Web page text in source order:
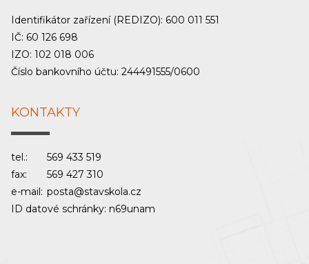
Identifikátor zařízení (REDIZO): 600 011 551
IČ: 60 126 698
IZO: 102 018 006
Číslo bankovního účtu: 244491555/0600
KONTAKTY
tel.:
569 433 519
fax:
569 427 310
e-mail: posta@stavskola.cz
ID datové schránky: n69unam